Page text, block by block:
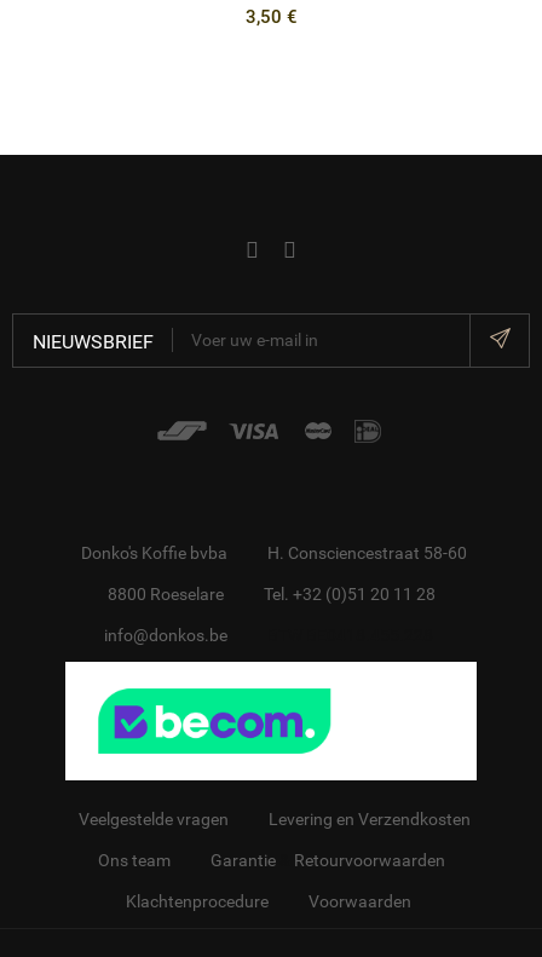
3,50 €
NIEUWSBRIEF
Donko's Koffie bvba H. Consciencestraat 58-60
8800 Roeselare Tel. +32 (0)51 20 11 28
info@donkos.be
Veelgestelde vragen Levering en Verzendkosten
Ons team Garantie& Retourvoorwaarden
Klachtenprocedure Voorwaarden